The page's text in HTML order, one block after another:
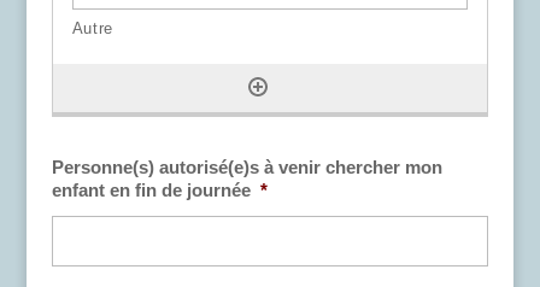
Personne(s) autorisé(e)s à venir chercher mon
enfant en fin de journée *